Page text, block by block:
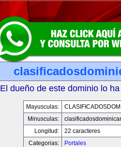
El dueño de este dominio lo
Mayusculas:
Minusculas:
Longitud:
22 caracteres
Categorias:
Portales